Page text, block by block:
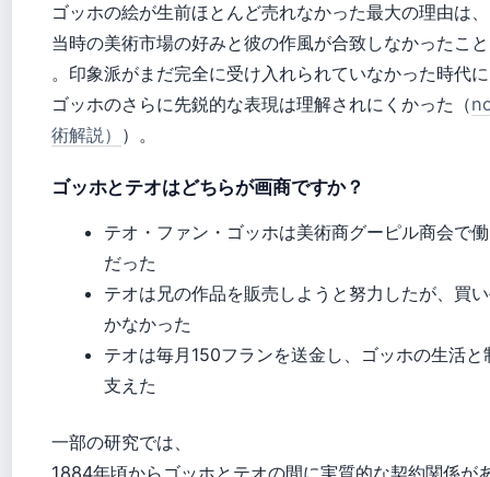
ゴッホの絵が生前ほとんど売れなかった最大の理由は、
当時の美術市場の好みと彼の作風が合致しなかったこ
。印象派がまだ完全に受け入れられていなかった時代
ゴッホのさらに先鋭的な表現は理解されにくかった（
術解説） ）。
ゴッホとテオはどちらが画商ですか？
テオ・ファン・ゴッホは美術商グーピル商会で
だった
テオは兄の作品を販売しようと努力したが、買
かなかった
テオは毎月150フランを送金し、ゴッホの生活と
支えた
一部の研究では、
1884年頃からゴッホとテオの間に実質的な契約関係が